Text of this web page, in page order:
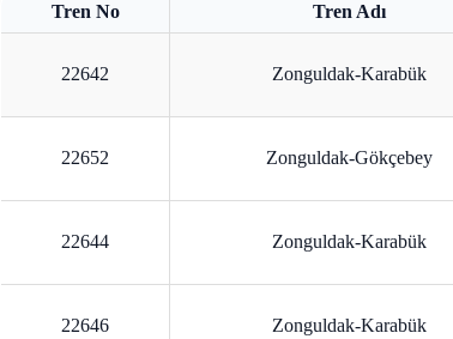
Tren No Tren Adı
22642 Zonguldak-Karabük
22652 Zonguldak-Gökçebey
22644 Zonguldak-Karabük
22646 Zonguldak-Karabük